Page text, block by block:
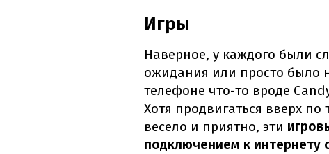
Игры
Наверное, у каждого были
ожидания или просто было
телефоне что-то вроде
Хотя продвигаться вверх
весело и приятно, эти
подключением к интернету